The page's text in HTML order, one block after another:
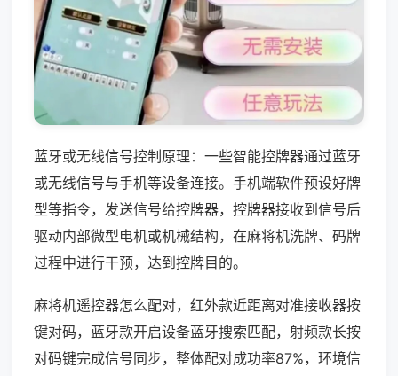
蓝牙或无线信号控制原理：一些智能控牌器通过蓝牙
或无线信号与手机等设备连接。手机端软件预设好牌
型等指令，发送信号给控牌器，控牌器接收到信号后
驱动内部微型电机或机械结构，在麻将机洗牌、码牌
过程中进行干预，达到控牌目的。
麻将机遥控器怎么配对，红外款近距离对准接收器按
键对码，蓝牙款开启设备蓝牙搜索匹配，射频款长按
对码键完成信号同步，整体配对成功率87%，环境信